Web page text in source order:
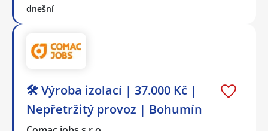
dnešní
🛠️ Výroba izolací | 37.000 Kč |
Nepřetržitý provoz | Bohumín